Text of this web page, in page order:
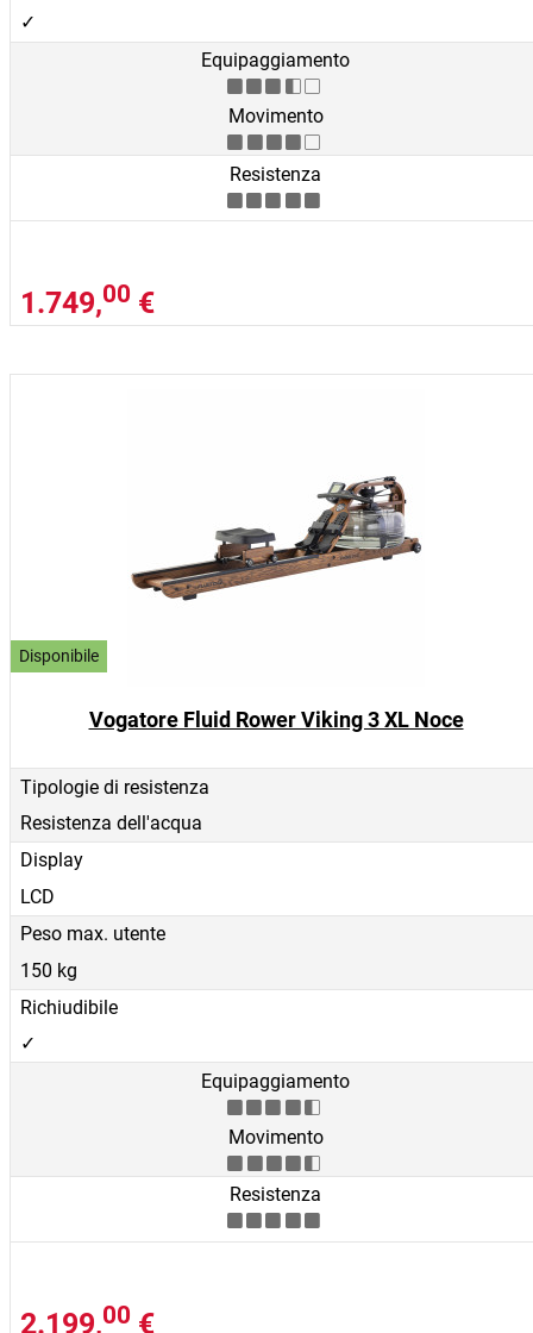
✓
Equipaggiamento
Movimento
Resistenza
1.749,00 €
Disponibile
Vogatore Fluid Rower Viking 3 XL Noce
Tipologie di resistenza
Resistenza dell'acqua
Display
LCD
Peso max. utente
150 kg
Richiudibile
✓
Equipaggiamento
Movimento
Resistenza
2.199,00 €